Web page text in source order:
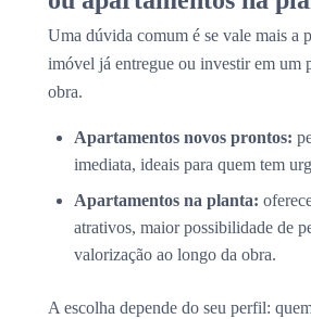
Uma dúvida comum é se vale mais a
imóvel já entregue ou investir em um
obra.
Apartamentos novos prontos:
imediata, ideais para quem tem
Apartamentos na planta:
atrativos, maior possibilidade de
valorização ao longo da obra.
A escolha depende do seu perfil: